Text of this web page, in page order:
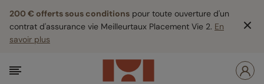
200 € offerts sous conditions pour toute ouverture d'un
contrat d'assurance vie Meilleurtaux Placement Vie 2. En
savoir plus